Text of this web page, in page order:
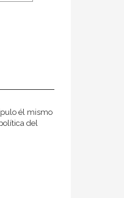
él mismo
del